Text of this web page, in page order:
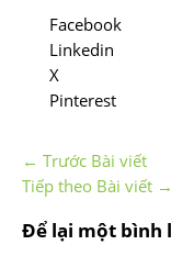
Facebook
Linkedin
X
Pinterest
← Trước Bài viết
Tiếp theo Bài viết →
Để lại một bình